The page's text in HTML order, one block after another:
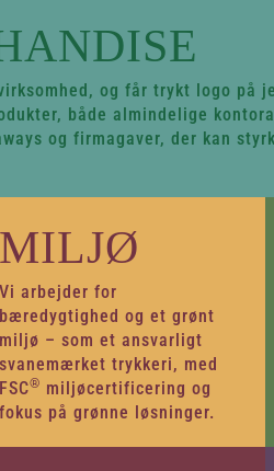
og får trykt logo på
både almindelige
og firmagaver, der kan
MILJØ
Vi arbejder for
bæredygtighed og et grønt
miljø – som et ansvarligt
svanemærket trykkeri, med
FSC® miljøcertificering og
fokus på grønne løsninger.